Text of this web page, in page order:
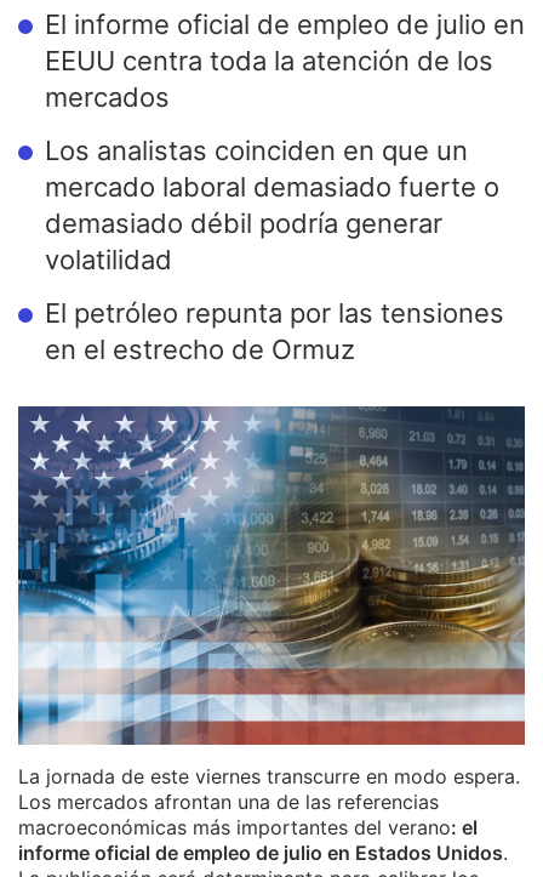
El informe oficial de empleo de julio en
EEUU centra toda la atención de los
mercados
Los analistas coinciden en que un
mercado laboral demasiado fuerte o
demasiado débil podría generar
volatilidad
El petróleo repunta por las tensiones
en el estrecho de Ormuz
La jornada de este viernes transcurre en modo espera.
Los mercados afrontan una de las referencias
macroeconómicas más importantes del verano: el
informe oficial de empleo de julio en Estados Unidos.